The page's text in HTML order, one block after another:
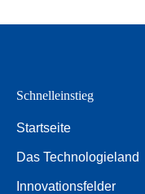
Schnelleinstieg
Startseite
Das Technologieland
Innovationsfelder